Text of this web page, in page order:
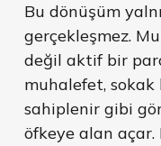
Bu dönüşüm
gerçekleşmez.
değil aktif bir
muhalefet,
sahiplenir gibi
öfkeye alan